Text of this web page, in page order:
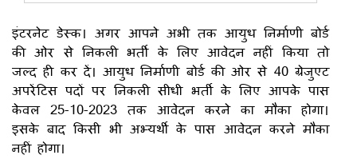
इंटरनेट डेस्क। अगर आपने अभी तक आयुध निर्माणी बोर्ड
की ओर से निकली भर्ती के लिए आवेदन नहीं किया तो
जल्द ही कर दें। आयुध निर्माणी बोर्ड की ओर से 40 ग्रेजुएट
अपरेंटिस पदों पर निकली सीधी भर्ती के लिए आपके पास
केवल 25-10-2023 तक आवेदन करने का मौका होगा।
इसके बाद किसी भी अभ्यर्थी के पास आवेदन करने मौका
नहीं होगा।